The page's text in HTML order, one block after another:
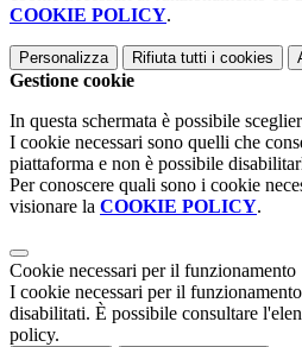
COOKIE POLICY.
Personalizza Rifiuta tutti i cookies
Gestione cookie
In questa schermata è possibile
I cookie necessari sono quelli che
piattaforma e non è possibile
Per conoscere quali sono i cookie
visionare la COOKIE POLICY.
Cookie necessari per il funzionamento
I cookie necessari per il
disabilitati. È possibile consultare
policy.